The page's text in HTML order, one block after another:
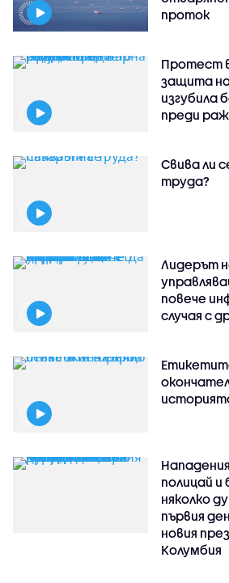
проток
Протест
защита
изгубила
преди
Свива ли
труда?
Лидерът
повече
случая с
полицай и
няколко
първия
новия
Колумбия